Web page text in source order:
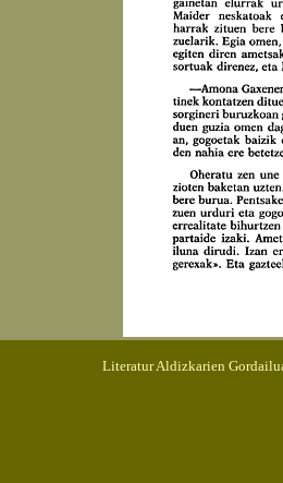
Literatur Aldizkarien